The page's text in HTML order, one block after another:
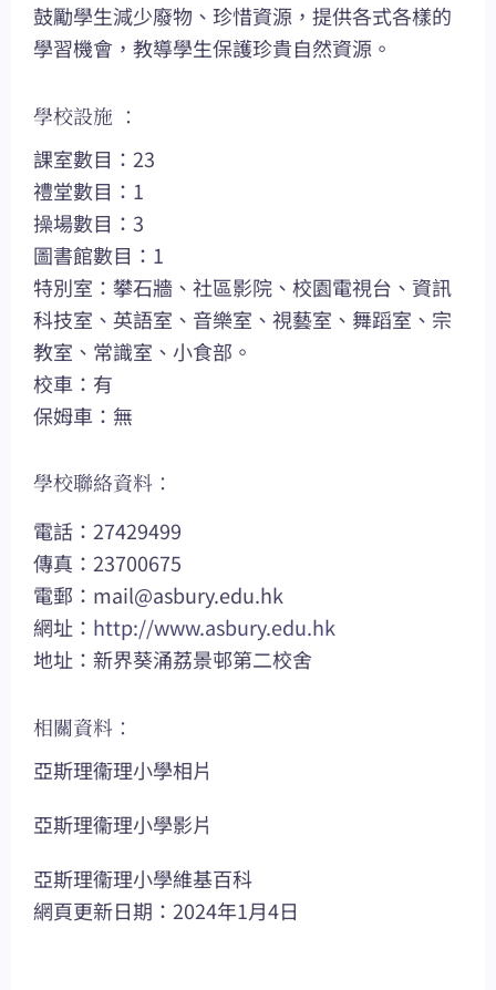
鼓勵學生減少廢物、珍惜資源，提供各式各樣的
學習機會，教導學生保護珍貴自然資源。
學校設施 ：
課室數目：23
禮堂數目：1
操場數目：3
圖書館數目：1
特別室：攀石牆、社區影院、校園電視台、資訊
科技室、英語室、音樂室、視藝室、舞蹈室、宗
教室、常識室、小食部。
校車：有
保姆車：無
學校聯絡資料：
電話：27429499
傳真：23700675
電郵： mail@asbury.edu.hk
網址： http://www.asbury.edu.hk
地址：新界葵涌荔景邨第二校舍
相關資料：
亞斯理衞理小學相片
亞斯理衞理小學影片
亞斯理衞理小學維基百科
網頁更新日期：2024年1月4日